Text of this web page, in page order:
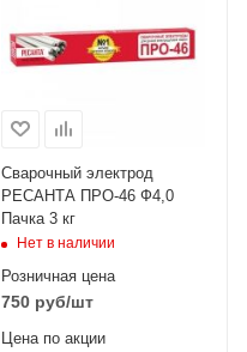
Сварочный электрод
РЕСАНТА ПРО-46 Ф4,0
Пачка 3 кг
Нет в наличии
Розничная цена
750руб/шт
Цена по акции